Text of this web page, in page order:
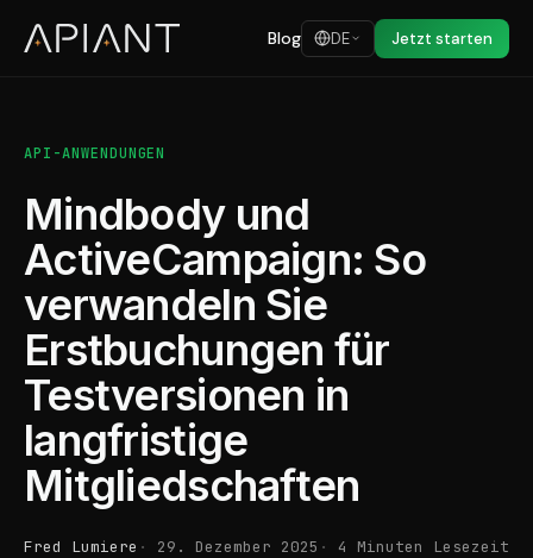
Blog DE Jetzt starten
API-ANWENDUNGEN
Mindbody und
ActiveCampaign: So
verwandeln Sie
Erstbuchungen für
Testversionen in
langfristige
Mitgliedschaften
Fred Lumiere 29. Dezember 2025 4 Minuten Lesezeit